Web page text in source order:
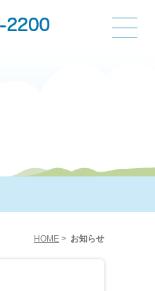
HOME > お知らせ